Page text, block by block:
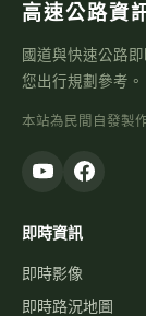
高速公路資
國道與快速公路
您出行規劃參考。
本站為民間自發製
即時資訊
即時影像
即時路況地圖